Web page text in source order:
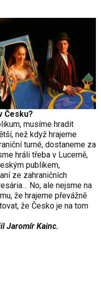
Česku?
musíme hradit
než když hrajeme
turné, dostaneme za
hráli třeba v Lucerně,
publikem,
ze zahraničních
No, ale nejsme na
že hrajeme převážně
že Česko je na tom
Jaromír Kainc.